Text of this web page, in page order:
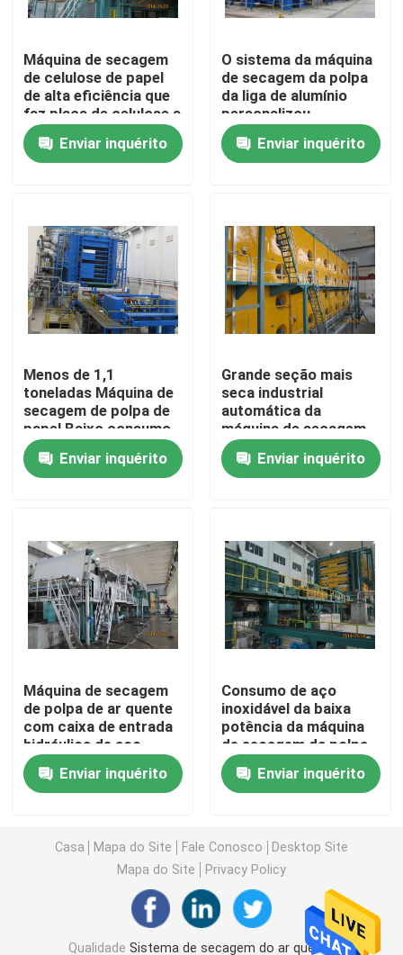
Produtos
Sobre nós
Controle da qualidade
Fale Conosco
Notícia
Peça umas citações
Máquina de secagem da polpa
TAD Machine
Capa do ianque
Secador instantâneo pneumático
Purificador de gás da exaustão
Máquina de secagem
de celulose de papel
de alta eficiência que
faz placa de celulose a
partir de celulose
Enviar inquérito
O sistema da máquina
de secagem da polpa
da liga de alumínio
personalizou
Enviar inquérito
Menos de 1,1
toneladas Máquina de
secagem de polpa de
papel Baixo consumo
de vapor
Enviar inquérito
Grande seção mais
seca industrial
automática da
máquina de secagem
da celulose
Enviar inquérito
Máquina de secagem
de polpa de ar quente
com caixa de entrada
hidráulica de aço
inoxidável
Enviar inquérito
Consumo de aço
inoxidável da baixa
potência da máquina
de secagem da polpa
Enviar inquérito
Casa Mapa do Site Fale Conosco
Desktop Site
Mapa do Site
Privacy Policy
Qualidade Sistema de secagem do ar quente